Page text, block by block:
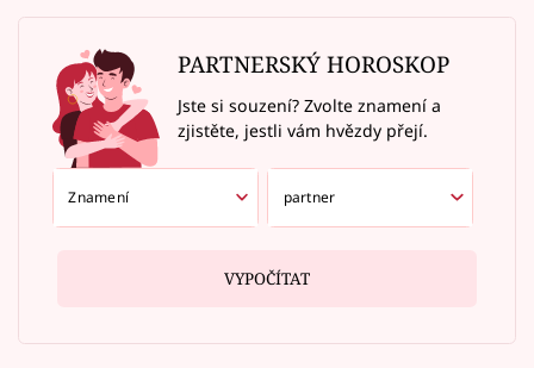
PARTNERSKÝ HOROSKOP
Jste si souzení? Zvolte znamení a
zjistěte, jestli vám hvězdy přejí.
VYPOČÍTAT